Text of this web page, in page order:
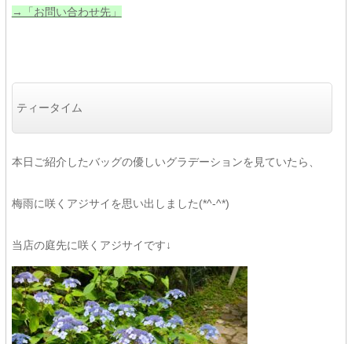
→「お問い合わせ先」
ティータイム
本日ご紹介したバッグの優しいグラデーションを見ていたら、
梅雨に咲くアジサイを思い出しました(*^-^*)
当店の庭先に咲くアジサイです↓